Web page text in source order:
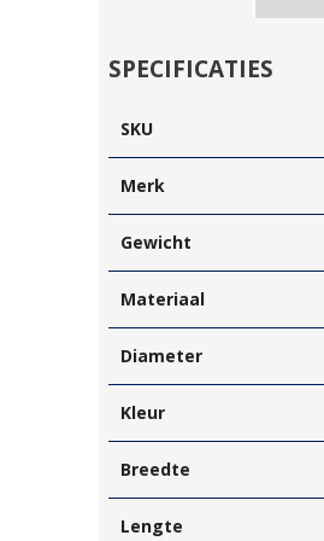
SPECIFICATIES
SKU
Merk
Gewicht
Materiaal
Diameter
Kleur
Breedte
Lengte